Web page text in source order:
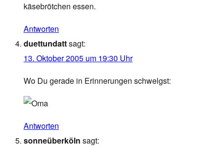
käsebrötchen essen.
Antworten
duettundattsagt:
13. Oktober 2005 um 19:30 Uhr
Wo Du gerade in Erinnerungen schwelgst:
Antworten
sonneüberköln sagt: